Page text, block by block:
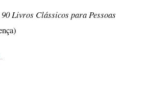
90 Livros Clássicos para Pessoas
.